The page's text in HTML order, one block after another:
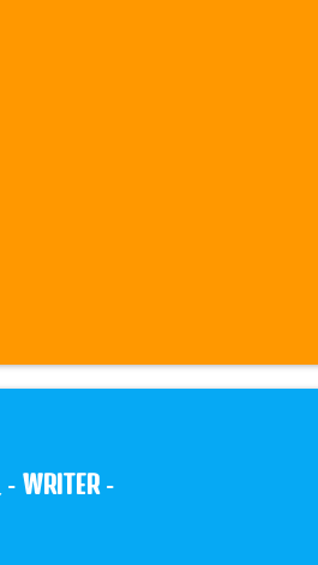
- WRITER-